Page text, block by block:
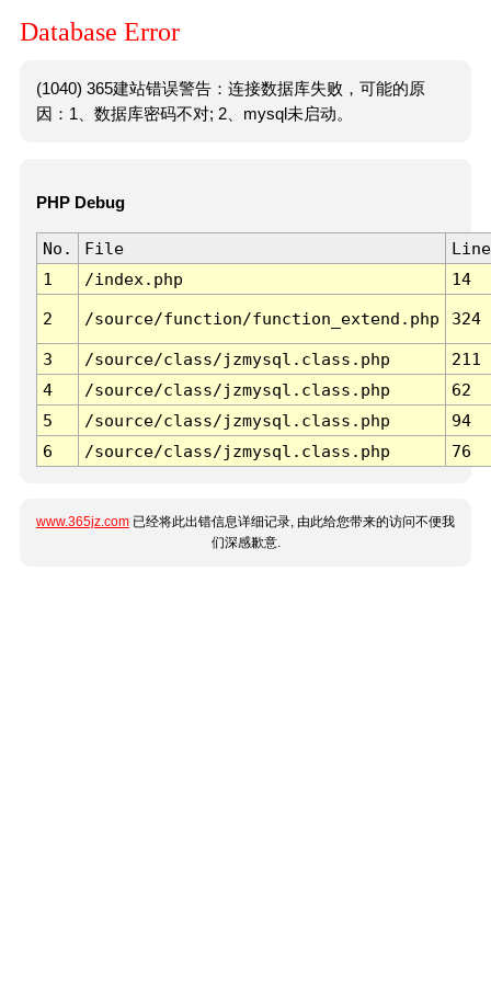
Database Error
(1040) 365建站错误警告：连接数据库失败，可能的原
因：1、数据库密码不对; 2、mysql未启动。
PHP Debug
No. File
Line
1
/index.php 14
2 /source/function/function_extend.php 324
3 /source/class/jzmysql.class.php
211
4
/source/class/jzmysql.class.php
62
5
/source/class/jzmysql.class.php
94
6
/source/class/jzmysql.class.php 76
www.365jz.com 已经将此出错信息详细记录, 由此给您带来的访问不便我
们深感歉意.